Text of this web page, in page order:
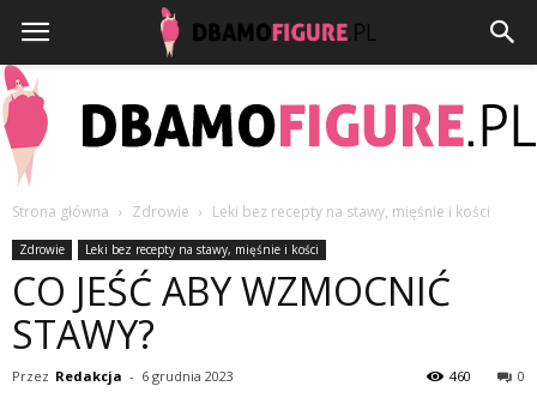
Dbamofigure.pl
Strona główna Zdrowie Leki bez recepty na stawy, mięśnie i kości
Zdrowie Leki bez recepty na stawy, mięśnie i kości
CO JEŚĆ ABY WZMOCNIĆ
STAWY?
Przez Redakcja - 6 grudnia 2023 0
460